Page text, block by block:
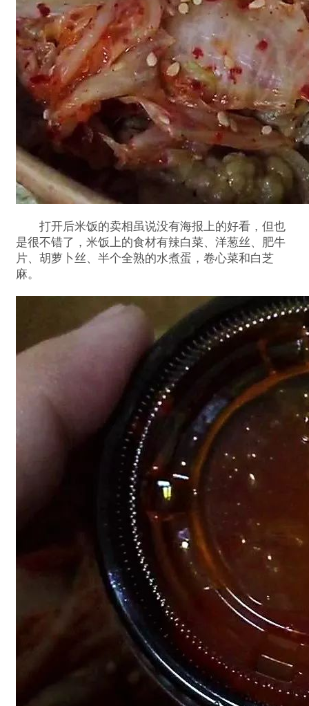
打开后米饭的卖相虽说没有海报上的好看，但也
是很不错了，米饭上的食材有辣白菜、洋葱丝、肥牛
片、胡萝卜丝、半个全熟的水煮蛋，卷心菜和白芝
麻。